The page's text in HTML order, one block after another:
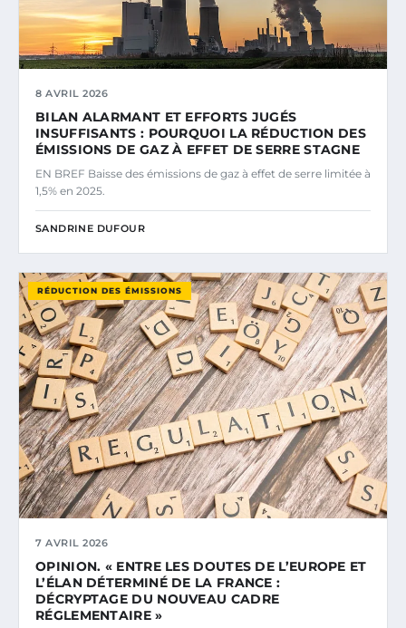
8 AVRIL 2026
BILAN ALARMANT ET EFFORTS JUGÉS
INSUFFISANTS : POURQUOI LA RÉDUCTION DES
ÉMISSIONS DE GAZ À EFFET DE SERRE STAGNE
EN BREF Baisse des émissions de gaz à effet de serre limitée à
1,5% en 2025.
SANDRINE DUFOUR
RÉDUCTION DES ÉMISSIONS
7 AVRIL 2026
OPINION. « ENTRE LES DOUTES DE L’EUROPE ET
L’ÉLAN DÉTERMINÉ DE LA FRANCE :
DÉCRYPTAGE DU NOUVEAU CADRE
RÉGLEMENTAIRE »